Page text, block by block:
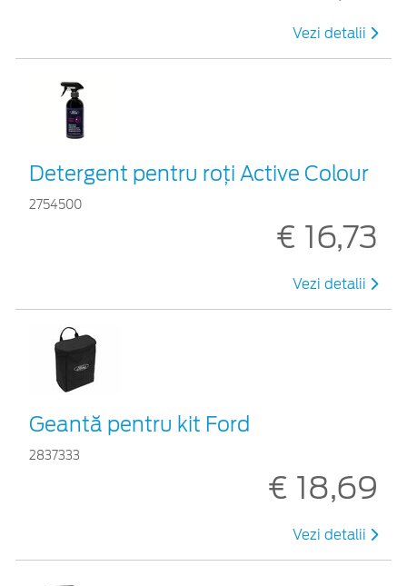
Vezi detalii
Detergent pentru roți Active Colour
2754500
€ 16,73
Vezi detalii
Geantă pentru kit Ford
2837333
€ 18,69
Vezi detalii